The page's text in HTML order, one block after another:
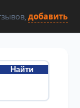
добавить
Найти